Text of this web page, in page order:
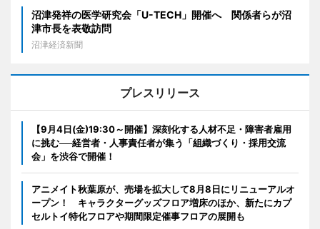
沼津発祥の医学研究会「U-TECH」開催へ 関係者らが沼
津市長を表敬訪問
沼津経済新聞
プレスリリース
【9月4日(金)19:30～開催】深刻化する人材不足・障害者雇用
に挑む──経営者・人事責任者が集う「組織づくり・採用交流
会」を渋谷で開催！
アニメイト秋葉原が、売場を拡大して8月8日にリニューアルオ
ープン！ キャラクターグッズフロア増床のほか、新たにカプ
セルトイ特化フロアや期間限定催事フロアの展開も